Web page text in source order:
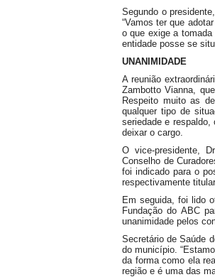
Segundo o
“Vamos ter que
o que exige a
entidade posse se
UNANIMIDADE
A reunião
Zambotto Vianna,
Respeito muito as
qualquer tipo de
seriedade e
deixar o cargo.
O vice-presidente,
Conselho de
foi indicado para o
respectivamente
Em seguida, foi lido
Fundação do ABC
unanimidade pelos
Secretário de Saúde
do município.
da forma como ela
região e é uma das